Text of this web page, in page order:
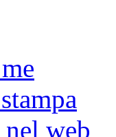
web